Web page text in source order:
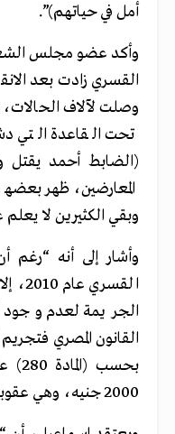
أمل في حياتهم)”.
وأكد عضو مجلس
القسري زادت بعد
وصلت لآلاف
تحت القاعدة التي
(الضابط أحمد يقتل
المعارضين، ظهر
وبقي الكثيرين لا يعلم
وأشار إلى أنه “رغم
الجريمة لعدم
القانون المصري
2000 جنيه، وهي عقوبة مخففة جدا”.